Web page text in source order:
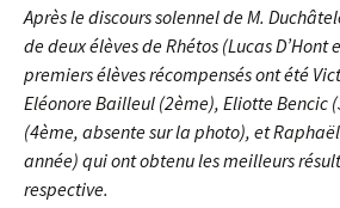
Après le discours solennel de M.
de deux élèves de Rhétos (Lucas
premiers élèves récompensés ont été
Eléonore Bailleul (2ème), Eliotte Bencic
(4ème, absente sur la photo), et
année) qui ont obtenu les meilleurs
respective.